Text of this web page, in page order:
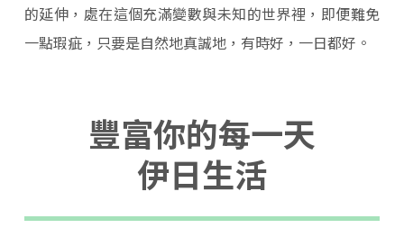
的延伸，處在這個充滿變數與未知的世界裡，即便難免
一點瑕疵，只要是自然地真誠地，有時好，一日都好。
豐富你的每一天
伊日生活